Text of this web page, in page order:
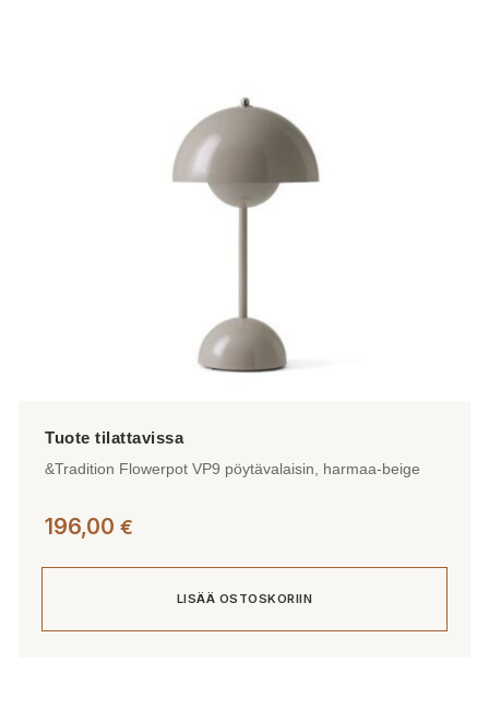
&Tradition Flowerpot VP9 pöytävalaisin, harmaa-beige
196,00 €
LISÄÄ OSTOSKORIIN